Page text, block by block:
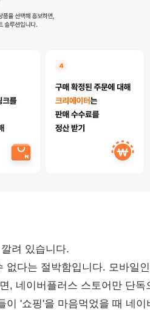
려 있습니다.
없다는 절박함입니다. 모바일
, 네이버플러스 스토어만 단독
이 '쇼핑'을 마음먹었을 때 네이